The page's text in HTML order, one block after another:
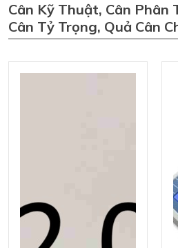
Cân Kỹ Thuật, Cân Phân
Cân Tỷ Trọng, Quả Cân